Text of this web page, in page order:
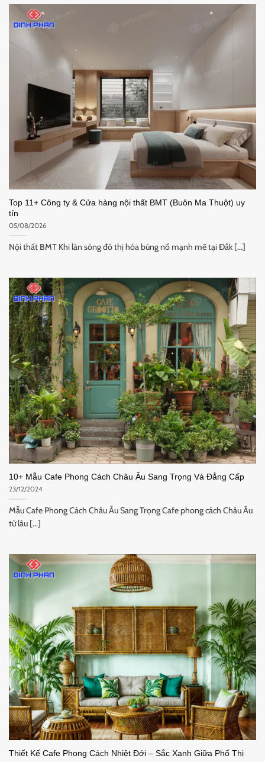
Top 11+ Công ty & Cửa hàng nội thất BMT (Buôn Ma Thuột) uy
tín
05/08/2026
Nội thất BMT Khi làn sóng đô thị hóa bùng nổ mạnh mẽ tại Đắk [...]
10+ Mẫu Cafe Phong Cách Châu Âu Sang Trọng Và Đẳng Cấp
23/12/2024
Mẫu Cafe Phong Cách Châu Âu Sang Trọng Cafe phong cách Châu Âu
từ lâu [...]
Thiết Kế Cafe Phong Cách Nhiệt Đới – Sắc Xanh Giữa Phố Thị